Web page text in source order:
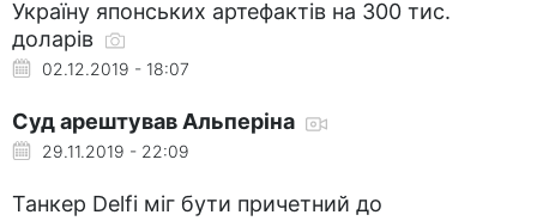
Україну японських артефактів на 300 тис.
доларів
02.12.2019 - 18:07
Суд арештував Альперіна
29.11.2019 - 22:09
Танкер Delfi міг бути причетний до